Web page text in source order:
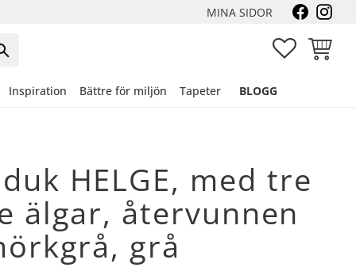
MINA SIDOR
FAVORITER
Inspiration Bättre för miljön Tapeter BLOGG
HELGE, med tre
älgar, återvunnen
grå